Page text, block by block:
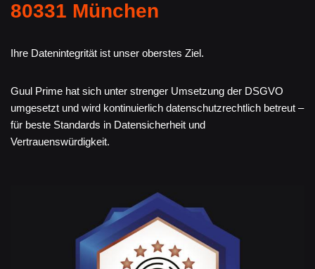
80331 München
Ihre Datenintegrität ist unser oberstes Ziel.
Guul Prime hat sich unter strenger Umsetzung der DSGVO
umgesetzt und wird kontinuierlich datenschutzrechtlich betreut –
für beste Standards in Datensicherheit und
Vertrauenswürdigkeit.